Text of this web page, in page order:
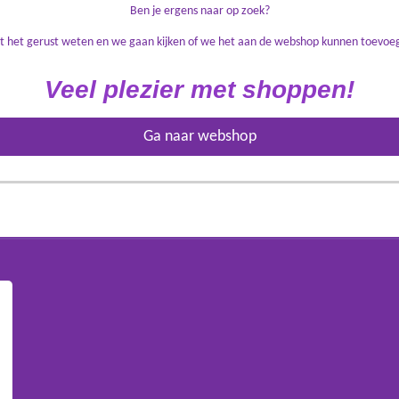
Ben je ergens naar op zoek?
het gerust weten en we gaan kijken of we het aan de webshop kunnen
Veel plezier met shoppen!
Ga naar webshop